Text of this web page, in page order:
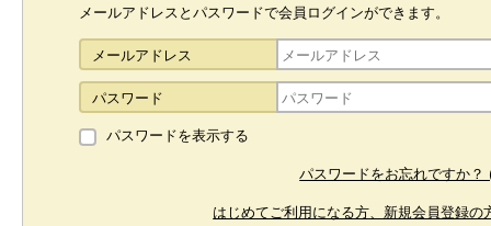
メールアドレスとパスワードで会員ログインができます。
メールアドレス
パスワード
パスワードを表示する
パスワードをお忘れですか？
はじめてご利用になる方、新規会員登録の